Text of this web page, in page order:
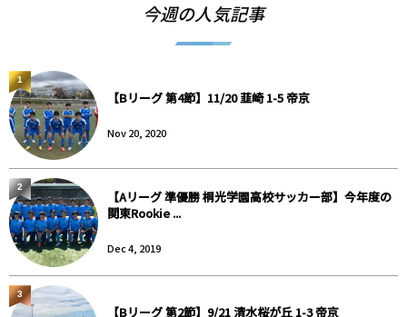
今週の人気記事
【Bリーグ 第4節】11/20 韮崎 1-5 帝京
Nov 20, 2020
1
【Aリーグ 準優勝 桐光学園高校サッカー部】今年度の
関東Rookie ...
Dec 4, 2019
2
【Bリーグ 第2節】9/21 清水桜が丘 1-3 帝京
3